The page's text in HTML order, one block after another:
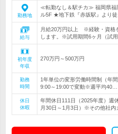
勤務地
≪転勤なし＆駅チカ≫ 福岡県福
ル5F ★地下鉄『赤坂駅』より徒
給与
月給20万円以上 ※経験・資格
します。※試用期間6ヶ月（試
初年度
年収
270万円～500万円
勤務
時間
1年単位の変形労働時間制（
9:00～19:00で変動※週平均40…
休日
休暇
年間休日111日（2025年度）週
月30日～1月3日）※その他社内